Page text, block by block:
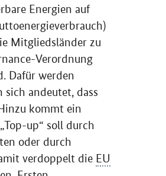
Energien auf
Mitgliedsländer zu
Verordnung
Dafür werden
andeutet, dass
kommt ein
up“ soll durch
oder durch
verdoppelt die EU